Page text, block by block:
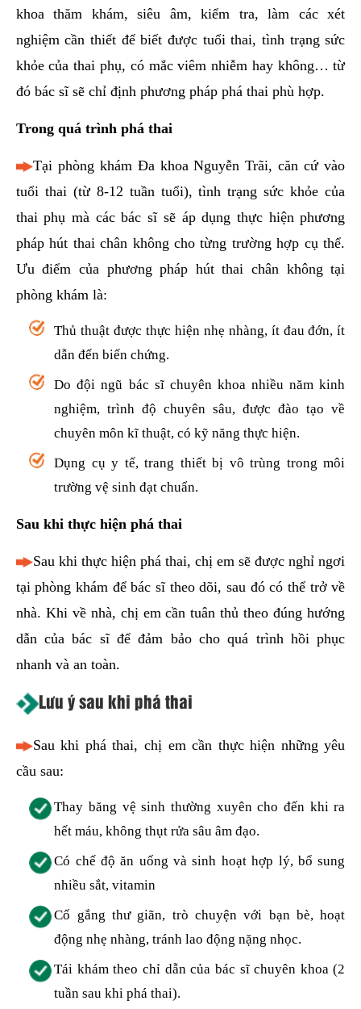
khoa thăm khám, siêu âm, kiểm tra, làm các xét
nghiệm cần thiết để biết được tuổi thai, tình trạng sức
khỏe của thai phụ, có mắc viêm nhiễm hay không… từ
đó bác sĩ sẽ chỉ định phương pháp phá thai phù hợp.
Trong quá trình phá thai
Tại phòng khám Đa khoa Nguyễn Trãi, căn cứ vào
tuổi thai (từ 8-12 tuần tuổi), tình trạng sức khỏe của
thai phụ mà các bác sĩ sẽ áp dụng thực hiện phương
pháp hút thai chân không cho từng trường hợp cụ thể.
Ưu điểm của phương pháp hút thai chân không tại
phòng khám là:
Thủ thuật được thực hiện nhẹ nhàng, ít đau đớn, ít
dẫn đến biến chứng.
Do đội ngũ bác sĩ chuyên khoa nhiều năm kinh
nghiệm, trình độ chuyên sâu, được đào tạo về
chuyên môn kĩ thuật, có kỹ năng thực hiện.
Dụng cụ y tế, trang thiết bị vô trùng trong môi
trường vệ sinh đạt chuẩn.
Sau khi thực hiện phá thai
Sau khi thực hiện phá thai, chị em sẽ được nghỉ ngơi
tại phòng khám để bác sĩ theo dõi, sau đó có thể trở về
nhà. Khi về nhà, chị em cần tuân thủ theo đúng hướng
dẫn của bác sĩ để đảm bảo cho quá trình hồi phục
nhanh và an toàn.
Lưu ý sau khi phá thai
Sau khi phá thai, chị em cần thực hiện những yêu
cầu sau:
Thay băng vệ sinh thường xuyên cho đến khi ra
hết máu, không thụt rửa sâu âm đạo.
Có chế độ ăn uống và sinh hoạt hợp lý, bổ sung
nhiều sắt, vitamin
Cố gắng thư giãn, trò chuyện với bạn bè, hoạt
động nhẹ nhàng, tránh lao động nặng nhọc.
Tái khám theo chỉ dẫn của bác sĩ chuyên khoa (2
tuần sau khi phá thai).